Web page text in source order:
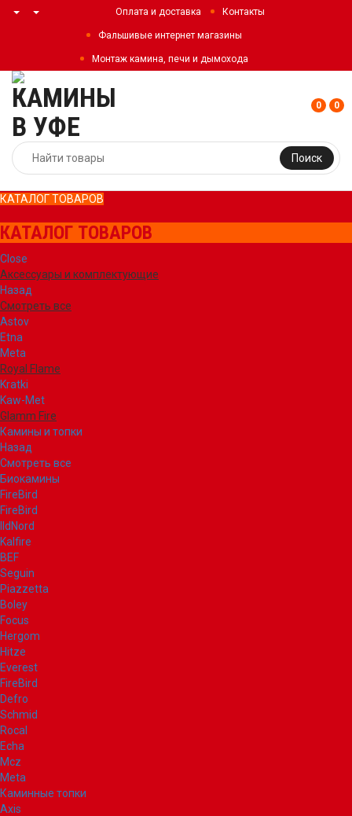
Оплата и доставка Контакты
Фальшивые интернет магазины
Монтаж камина, печи и дымохода
Поиск
0 0
КАТАЛОГ ТОВАРОВ
КАТАЛОГ ТОВАРОВ
Close
Аксессуары и комплектующие
Назад
Смотреть все
Astov
Etna
Meta
Royal Flame
Kratki
Kaw-Met
Glamm Fire
Камины и топки
Назад
Смотреть все
Биокамины
FireBird
FireBird
IldNord
Kalfire
BEF
Seguin
Piazzetta
Boley
Focus
Hergom
Hitze
Everest
FireBird
Defro
Schmid
Rocal
Echa
Mcz
Meta
Каминные топки
Axis